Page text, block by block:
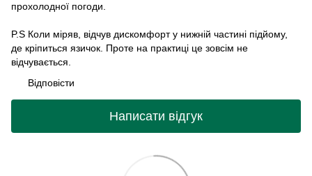
прохолодної погоди.
P.S Коли міряв, відчув дискомфорт у нижній частині підйому,
де кріпиться язичок. Проте на практиці це зовсім не
відчувається.
Відповісти
Написати відгук